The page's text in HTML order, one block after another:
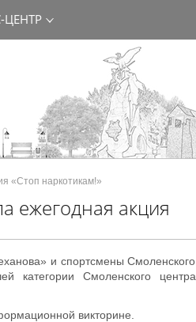
ЦЕНТР
«Стоп наркотикам!»
ежегодная акция
и спортсмены Смоленского
категории Смоленского центра
викторине.